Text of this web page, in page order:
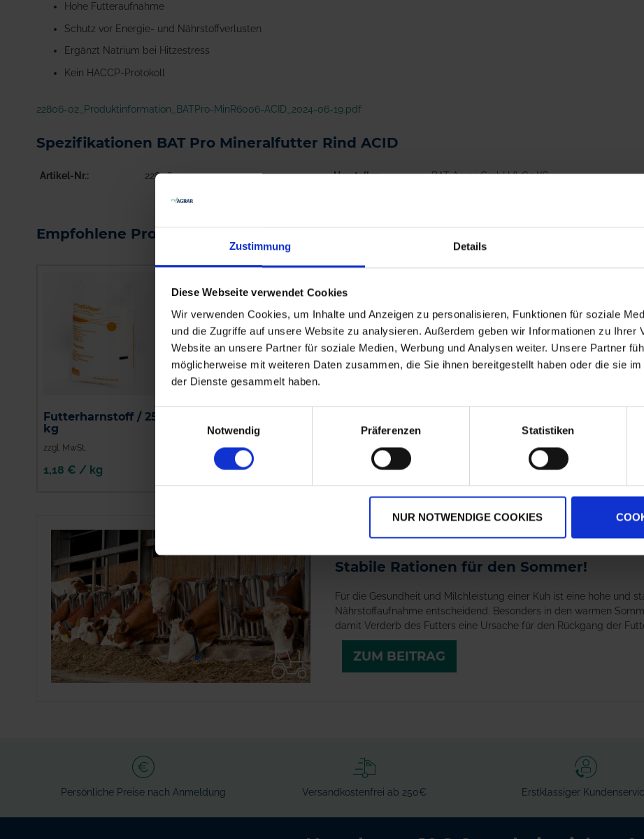
Zustimmung Details
Diese Webseite verwendet Cookies
Wir verwenden Cookies, um Inhalte und Anzeigen zu personalisieren, Funktionen für soziale
und die Zugriffe auf unsere Website zu analysieren. Außerdem geben wir Informationen zu Ihrer
Website an unsere Partner für soziale Medien, Werbung und Analysen weiter. Unsere Partner
möglicherweise mit weiteren Daten zusammen, die Sie ihnen bereitgestellt haben oder die sie
der Dienste gesammelt haben.
Einwilligungsauswahl
Notwendig
Präferenzen Statistiken
NUR NOTWENDIGE COOKIES
Hohe Futteraufnahme
Schutz vor Energie- und Nährstoffverlusten
Ergänzt Natrium bei Hitzestress
Kein HACCP-Protokoll
22806-02_Produktinformation_BATPro-MinR6006-ACID_2024-06-19.pdf
Spezifikationen BAT Pro Mineralfutter Rind ACID
Artikel-Nr. 22806-02 Hersteller BAT Agrar GmbH & Co.KG
Empfohlene Produkte
Futterharnstoff / 25
kg
zzgl. MwSt.
1,18 € / kg
Haferflockenköder
zzgl. MwSt.
8,99 € / kg
zzgl. MwSt.
64,86 € / kg 1,02 € / kg
IN DEN
WARENKORB
25.06.2024 | Fachbeitrag
Stabile Rationen für den Sommer!
Für die Gesundheit und Milchleistung einer Kuh ist eine hohe und
Nährstoffaufnahme entscheidend. Besonders in den warmen
damit Verderb des Futters eine Ursache für den Rückgang der
ZUM BEITRAG
Persönliche Preise nach Anmeldung Versandkostenfrei ab 250€ Erstklassiger